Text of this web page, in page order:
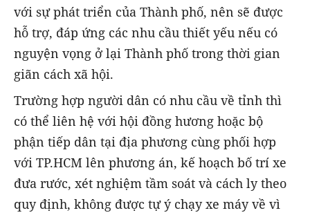
với sự phát triển của Thành phố, nên sẽ được
hỗ trợ, đáp ứng các nhu cầu thiết yếu nếu có
nguyện vọng ở lại Thành phố trong thời gian
giãn cách xã hội.
Trường hợp người dân có nhu cầu về tỉnh thì
có thể liên hệ với hội đồng hương hoặc bộ
phận tiếp dân tại địa phương cùng phối hợp
với TP.HCM lên phương án, kế hoạch bố trí xe
đưa rước, xét nghiệm tầm soát và cách ly theo
quy định, không được tự ý chạy xe máy về vì